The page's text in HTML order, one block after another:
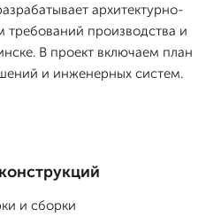
архитектурно-
требований производства и
В проект включаем план
и инженерных систем.
и сборки